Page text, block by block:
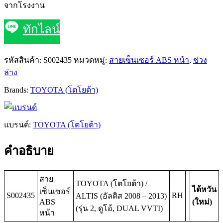
จากโรงงาน
ทักไลน์
รหัสสินค้า: S002435 หมวดหมู่: สายเซ็นเซอร์ ABS หน้า, ช่วง
ล่าง
Brands: TOYOTA (โตโยต้า)
แบรนด์: TOYOTA (โตโยต้า)
คำอธิบาย
S002435
สาย
เซ็นเซอร์
ABS
หน้า
TOYOTA (โตโยต้า) /
ALTIS (อัลติส 2008 – 2013)
(รุ่น 2, ดูโอ้, DUAL VVTI)
RH
ไต้หวัน
(ใหม่)